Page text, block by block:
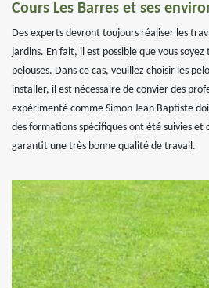
Cours Les Barres et ses
Des experts devront toujours réaliser les
jardins. En fait, il est possible que vous
pelouses. Dans ce cas, veuillez choisir les
installer, il est nécessaire de convier des
expérimenté comme Simon Jean Baptiste
des formations spécifiques ont été suivies
garantit une très bonne qualité de travail.